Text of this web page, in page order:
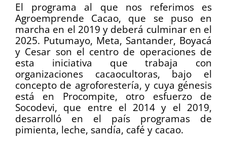
El programa al que nos referimos es
Agroemprende Cacao, que se puso en
marcha en el 2019 y deberá culminar en el
2025. Putumayo, Meta, Santander, Boyacá
y Cesar son el centro de operaciones de
esta iniciativa que trabaja con
organizaciones cacaocultoras, bajo el
concepto de agroforestería, y cuya génesis
está en Procompite, otro esfuerzo de
Socodevi, que entre el 2014 y el 2019,
desarrolló en el país programas de
pimienta, leche, sandía, café y cacao.